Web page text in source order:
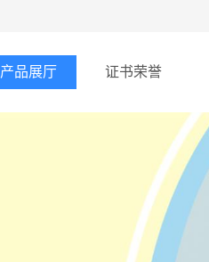
产品展厅 证书荣誉